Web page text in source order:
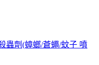
蟲劑(蟑螂/蒼蠅/蚊子 噴